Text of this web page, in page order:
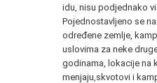
idu, nisu podjednako
Pojednostavljeno se
određene zemlje,
uslovima za neke
godinama, lokacije na
menjaju,skvotovi i